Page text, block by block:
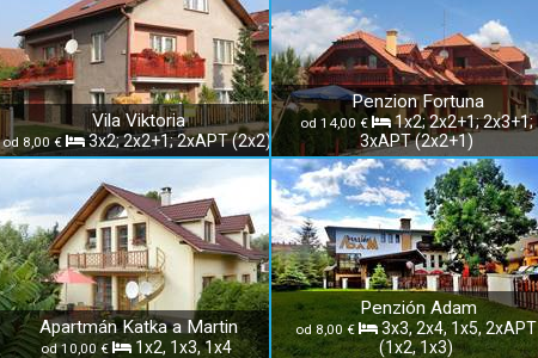
Vila Viktoria
od 8,00 € 3x2; 2x2+1; 2xAPT (2x2)
Penzion Fortuna
od 14,00 €
1x2; 2x2+1; 2x3+1;
3xAPT (2x2+1)
Apartmán Katka a Martin
od 10,00 € 1x2, 1x3, 1x4
Penzión Adam
od 8,00 €
3x3, 2x4, 1x5, 2xAPT
(1x2, 1x3)